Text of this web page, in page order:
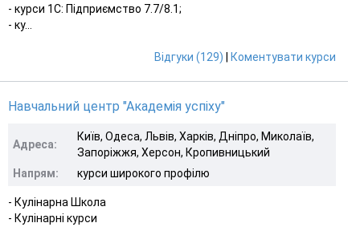
- курси 1С: Підприємство 7.7/8.1;
- ку...
Відгуки (129) Коментувати курси
Навчальний центр "Академія успіху"
Адреса:
Київ, Одеса, Львів, Харків, Дніпро, Миколаїв,
Запоріжжя, Херсон, Кропивницький
Напрям:
курси широкого профілю
- Кулінарна Школа
- Кулінарні курси